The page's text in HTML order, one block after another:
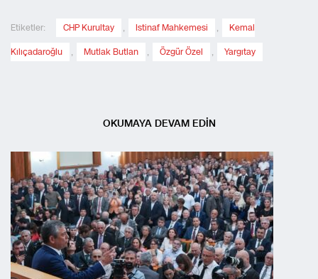
Etiketler: CHP Kurultay , Istinaf Mahkemesi , Kemal
Kılıçadaroğlu , Mutlak Butlan , Özgür Özel , Yargıtay
OKUMAYA DEVAM EDİN